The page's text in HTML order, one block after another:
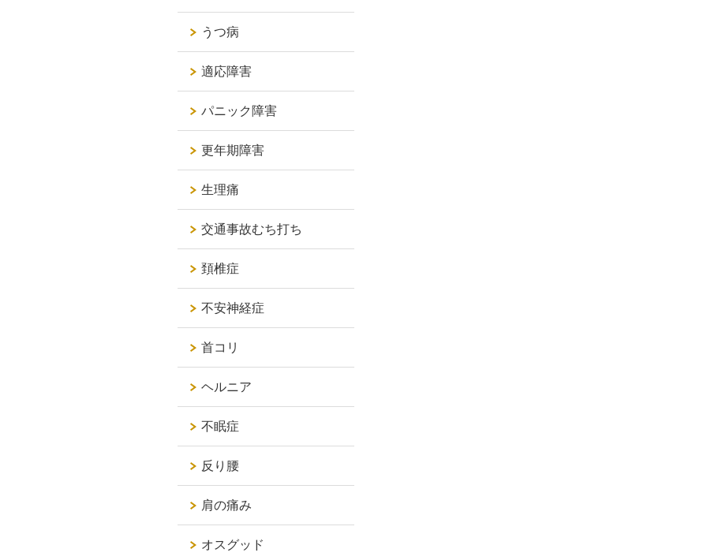
うつ病
適応障害
パニック障害
更年期障害
生理痛
交通事故むち打ち
頚椎症
不安神経症
首コリ
ヘルニア
不眠症
反り腰
肩の痛み
オスグッド